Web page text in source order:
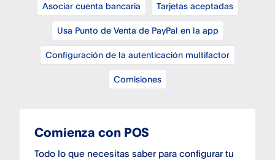
Asociar cuenta bancaria Tarjetas aceptadas
Usa Punto de Venta de PayPal en la app
Configuración de la autenticación multifactor
Comisiones
Comienza con POS
Todo lo que necesitas saber para configurar tu